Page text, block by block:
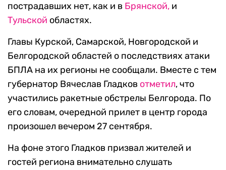
пострадавших нет, как и в Брянской, и
Тульской областях.
Главы Курской, Самарской, Новгородской и
Белгородской областей о последствиях атаки
БПЛА на их регионы не сообщали. Вместе с тем
губернатор Вячеслав Гладков отметил, что
участились ракетные обстрелы Белгорода. По
его словам, очередной прилет в центр города
произошел вечером 27 сентября.
На фоне этого Гладков призвал жителей и
гостей региона внимательно слушать